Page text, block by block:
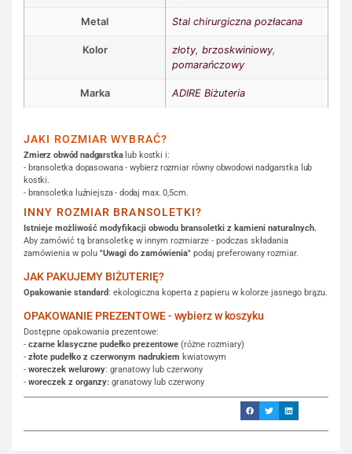
Metal Stal chirurgiczna pozłacana
Kolor złoty, brzoskwiniowy,
pomarańczowy
Marka ADIRE Biżuteria
JAKI ROZMIAR WYBRAĆ?
Zmierz obwód nadgarstkalub kostki i:
- bransoletka dopasowana - wybierz rozmiar równy obwodowi nadgarstka lub
kostki.
- bransoletka luźniejsza - dodaj max. 0,5cm.
INNY ROZMIAR BRANSOLETKI?
Istnieje możliwość modyfikacji obwodu bransoletki z kamieni naturalnych.
Aby zamówić tą bransoletkę w innym rozmiarze - podczas składania
zamówienia w polu "Uwagi do zamówienia" podaj preferowany rozmiar.
JAK PAKUJEMY BIŻUTERIĘ?
Opakowanie standard: ekologiczna koperta z papieru w kolorze jasnego brązu.
OPAKOWANIE PREZENTOWE - wybierz w koszyku
Dostępne opakowania prezentowe:
- czarne klasyczne pudełko prezentowe (różne rozmiary)
- złote pudełko z czerwonym nadrukiem kwiatowym
- woreczek welurowy: granatowy lub czerwony
- woreczek z organzy: granatowy lub czerwony